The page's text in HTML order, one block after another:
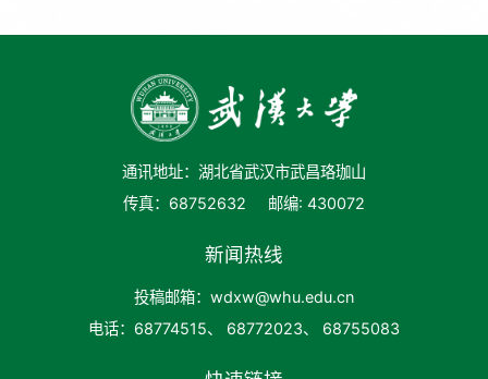
通讯地址：湖北省武汉市武昌珞珈山
传真：68752632
邮编: 430072
新闻热线
投稿邮箱：wdxw@whu.edu.cn
电话：68774515、 68772023、 68755083